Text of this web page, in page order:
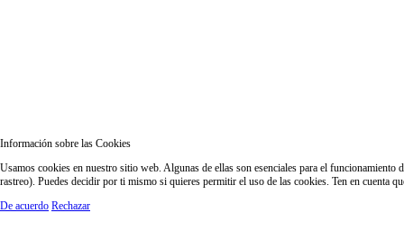
Información sobre las Cookies
Usamos cookies en nuestro sitio web. Algunas de ellas son esenciales para el
rastreo). Puedes decidir por ti mismo si quieres permitir el uso de las cookies. Ten en cuenta
De acuerdo Rechazar